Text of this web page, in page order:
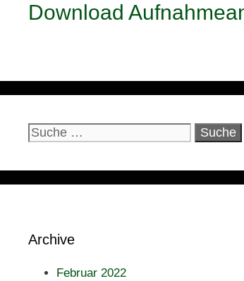
Download
Suche
nach:
Archive
Februar 2022